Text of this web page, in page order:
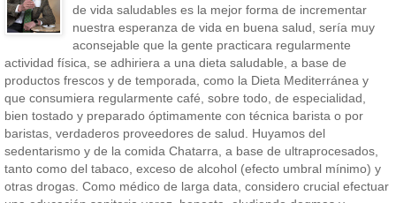
de vida saludables es la mejor forma de incrementar
nuestra esperanza de vida en buena salud, sería muy
aconsejable que la gente practicara regularmente
actividad física, se adhiriera a una dieta saludable, a base de
productos frescos y de temporada, como la Dieta Mediterránea y
que consumiera regularmente café, sobre todo, de especialidad,
bien tostado y preparado óptimamente con técnica barista o por
baristas, verdaderos proveedores de salud. Huyamos del
sedentarismo y de la comida Chatarra, a base de ultraprocesados,
tanto como del tabaco, exceso de alcohol (efecto umbral mínimo) y
otras drogas. Como médico de larga data, considero crucial efectuar